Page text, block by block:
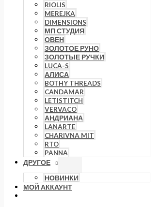
RIOLIS
MEREJKA
DIMENSIONS
МП СТУДИЯ
ОВЕН
ЗОЛОТОЕ РУНО
ЗОЛОТЫЕ РУЧКИ
LUCA-S
АЛИСА
BOTHY THREADS
CANDAMAR
LETISTITCH
VERVACO
АНДРИАНА
LANARTE
CHARIVNA MIT
RTO
PANNA
ДРУГОЕ
НОВИНКИ
МОЙ АККАУНТ